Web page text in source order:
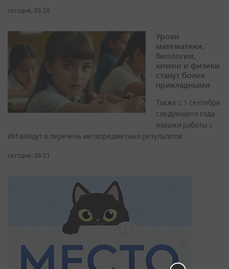
сегодня, 05:28
Уроки
математики,
биологии,
химии и физики
станут более
прикладными
Также с 1 сентября
следующего года
навыки работы с
ИИ войдут в перечень метапредметных результатов
сегодня, 06:21